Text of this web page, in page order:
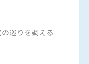
巡りを調える